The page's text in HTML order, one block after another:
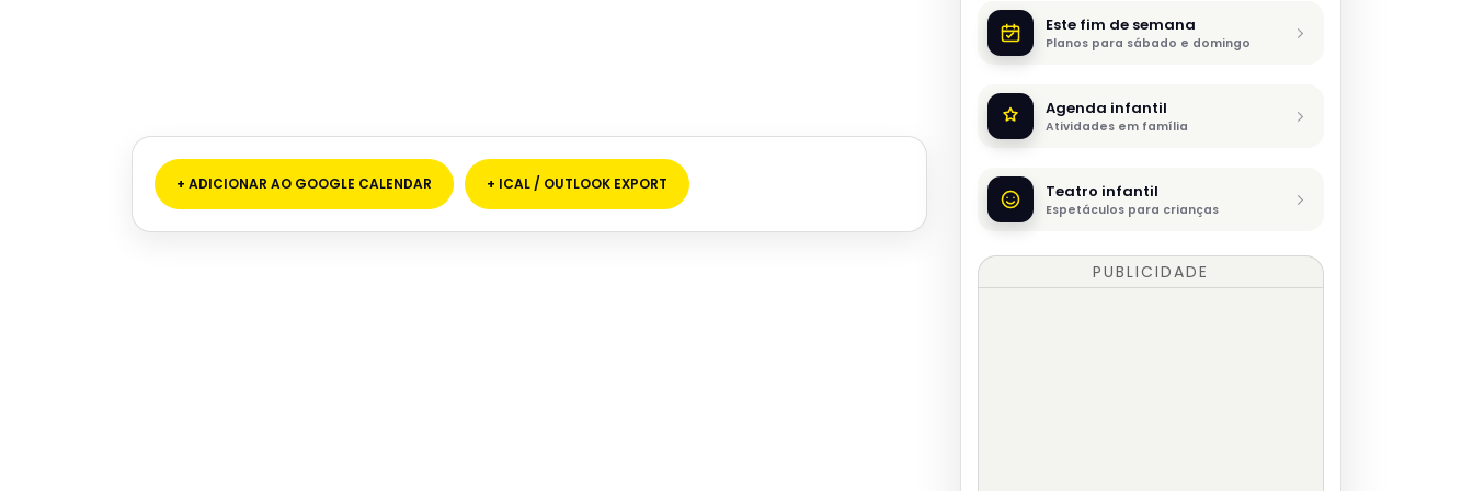
+ ADICIONAR AO GOOGLE CALENDAR + ICAL / OUTLOOK EXPORT
Este fim de semana
Planos para sábado e domingo
Agenda infantil
Atividades em família
Teatro infantil
Espetáculos para crianças
PUBLICIDADE